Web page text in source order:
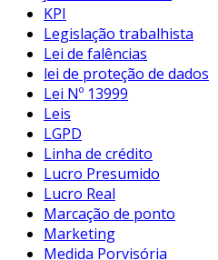
KPI
Legislação trabalhista
Lei de falências
lei de proteção de dados
Lei Nº 13999
Leis
LGPD
Linha de crédito
Lucro Presumido
Lucro Real
Marcação de ponto
Marketing
Medida Porvisória